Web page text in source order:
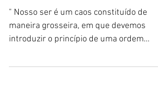
" Nosso ser é um caos constituído de
maneira grosseira, em que devemos
introduzir o princípio de uma ordem